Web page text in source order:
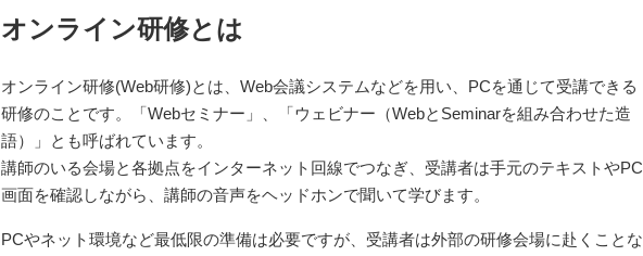
オンライン研修とは
オンライン研修(Web研修)とは、Web会議システムなどを用い、PCを通じて受講できる
研修のことです。「Webセミナー」、「ウェビナー（WebとSeminarを組み合わせた造
語）」とも呼ばれています。
講師のいる会場と各拠点をインターネット回線でつなぎ、受講者は手元のテキストやPC
画面を確認しながら、講師の音声をヘッドホンで聞いて学びます。
PCやネット環境など最低限の準備は必要ですが、受講者は外部の研修会場に赴くことな